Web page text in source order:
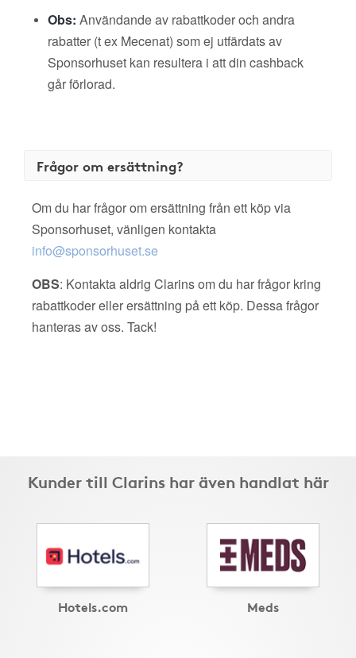
Obs: Användande av rabattkoder och andra
rabatter (t ex Mecenat) som ej utfärdats av
Sponsorhuset kan resultera i att din cashback
går förlorad.
Frågor om ersättning?
Om du har frågor om ersättning från ett köp via
Sponsorhuset, vänligen kontakta
info@sponsorhuset.se
OBS: Kontakta aldrig Clarins om du har frågor kring
rabattkoder eller ersättning på ett köp. Dessa frågor
hanteras av oss. Tack!
Kunder till Clarins har även handlat här
Hotels.com Meds